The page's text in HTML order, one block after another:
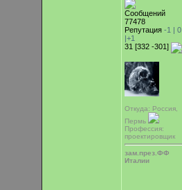
Сообщений
77478
Репутация -1 | 0
|+1
31 [332 -301]
Откуда: Россия,
Пермь
Профессия:
проектировщик
зам.през.ФФ
Италии